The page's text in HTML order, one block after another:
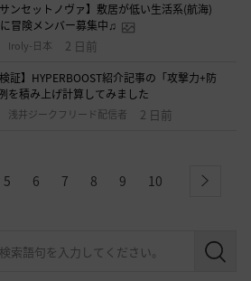
サンセットノヴァ】敷居が低い生活系(航海)
冒険メンバー募集中♫
Iroly-日本 2 日前
検証】HYPERBOOST紹介記事の「攻撃力+防
を積み上げ計算してみました
浅井ジークフリード配信者 2 日前
5 6 7 8 9 10 next
検